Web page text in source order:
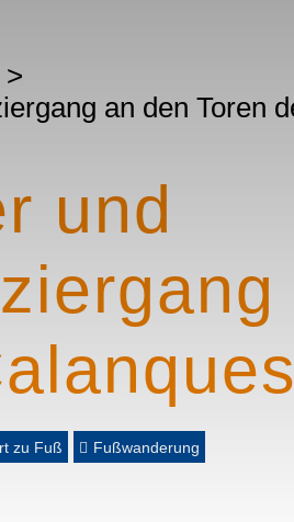
>
an den Toren
und
zu Fuß Fußwanderung